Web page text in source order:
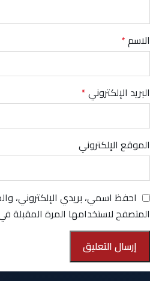
الاسم*
البريد الإلكتروني*
الموقع الإلكتروني
احفظ اسمي، بريدي الإلكتروني،
المتصفح لاستخدامها المرة المقبلة